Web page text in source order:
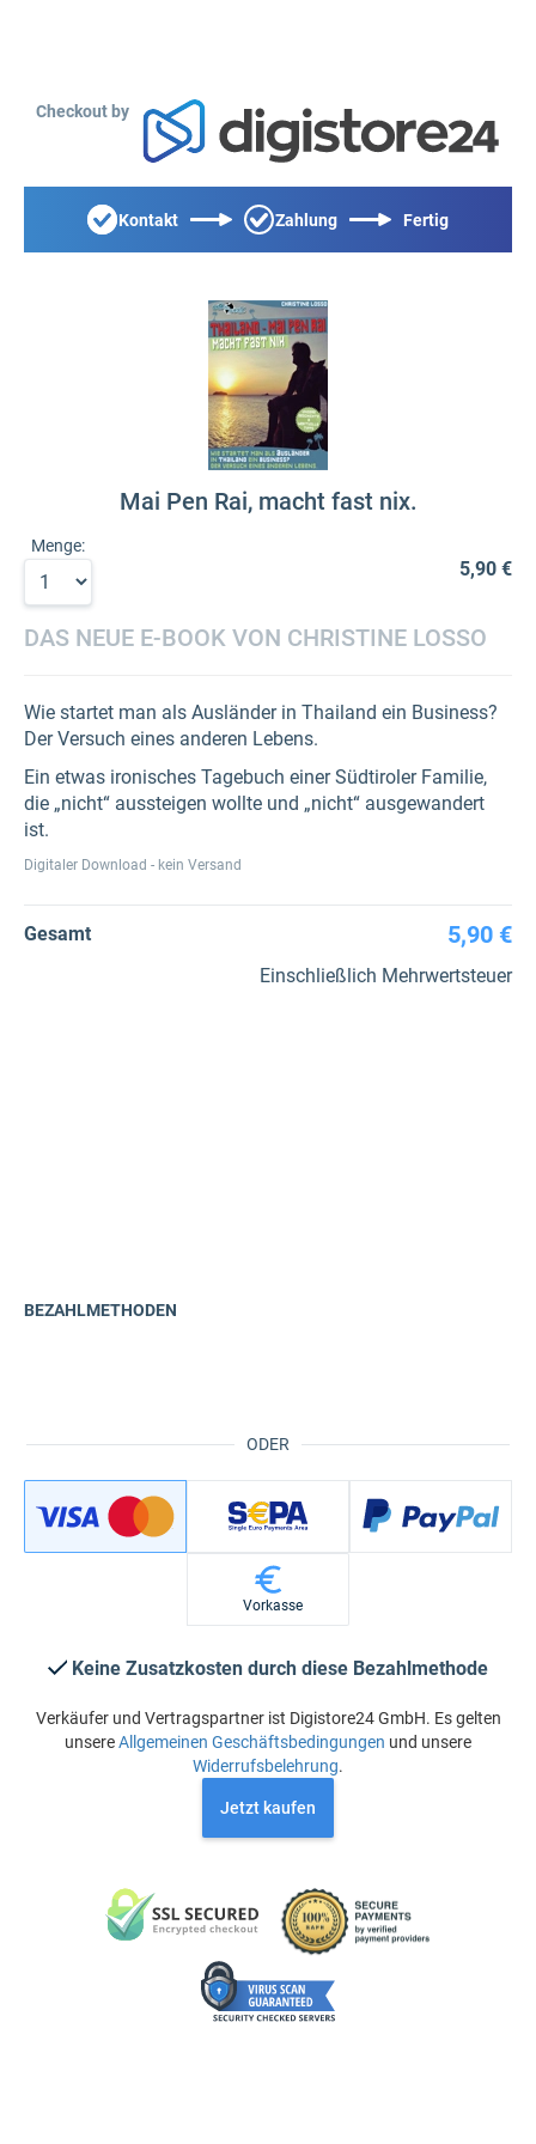
Checkout by
Kontakt Zahlung Fertig
Mai Pen Rai, macht fast nix.
Menge:
5,90 €
DAS NEUE E-BOOK VON CHRISTINE LOSSO
Wie startet man als Ausländer in Thailand ein Business?
Der Versuch eines anderen Lebens.
Ein etwas ironisches Tagebuch einer Südtiroler Familie,
die „nicht“ aussteigen wollte und „nicht“ ausgewandert
ist.
Digitaler Download - kein Versand
Gesamt 5,90 €
Einschließlich Mehrwertsteuer
ODER
BEZAHLMETHODEN
Vorkasse
Keine Zusatzkosten durch diese Bezahlmethode
Verkäufer und Vertragspartner ist Digistore24 GmbH. Es gelten
unsereAllgemeinen Geschäftsbedingungen und unsere
Widerrufsbelehrung.
Jetzt kaufen